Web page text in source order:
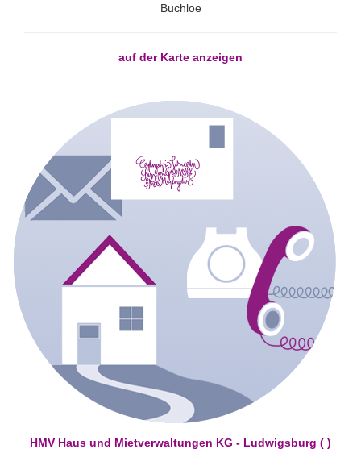
Buchloe
auf der Karte anzeigen
HMV Haus und Mietverwaltungen KG - Ludwigsburg ( )